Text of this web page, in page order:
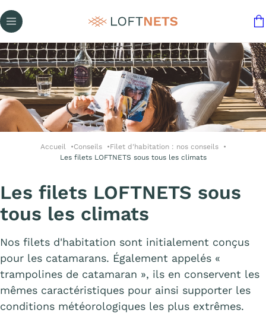
Accueil Conseils
Filet d'habitation : nos conseils
Les filets LOFTNETS sous tous les climats
Les filets LOFTNETS sous
tous les climats
Nos filets d'habitation sont initialement conçus
pour les catamarans. Également appelés «
trampolines de catamaran », ils en conservent les
mêmes caractéristiques pour ainsi supporter les
conditions météorologiques les plus extrêmes.